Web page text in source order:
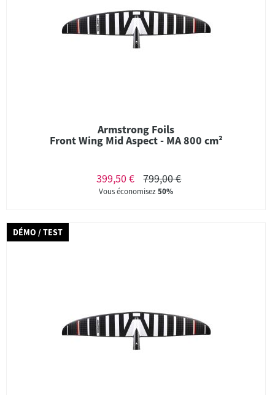
Armstrong Foils
Front Wing Mid Aspect - MA 800 cm²
399,50 € 799,00 €
Vous économisez50%
DÉMO / TEST